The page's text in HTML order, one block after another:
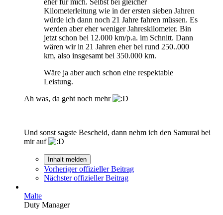
Kilometerleitung wie in der ersten sieben Jahren
würde ich dann noch 21 Jahre fahren müssen. Es
werden aber eher weniger Jahreskilometer. Bin
jetzt schon bei 12.000 km/p.a. im Schnitt. Dann
wären wir in 21 Jahren eher bei rund 250..000
km, also insgesamt bei 350.000 km.
Wäre ja aber auch schon eine respektable
Leistung.
Ah was, da geht noch mehr
Und sonst sagste Bescheid, dann nehm ich den Samurai bei
mir auf
Inhalt melden
Vorheriger offizieller Beitrag
Nächster offizieller Beitrag
Malte
Duty Manager